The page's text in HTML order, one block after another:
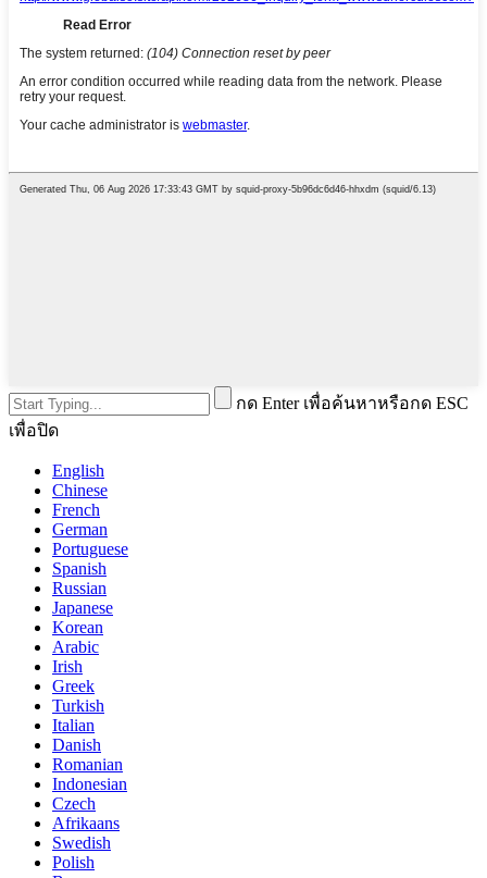
กด Enter เพื่อค้นหาหรือกด ESC
เพื่อปิด
English
Chinese
French
German
Portuguese
Spanish
Russian
Japanese
Korean
Arabic
Irish
Greek
Turkish
Italian
Danish
Romanian
Indonesian
Czech
Afrikaans
Swedish
Polish